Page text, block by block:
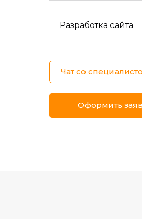
Разработка сайта
Чат со
Оформить